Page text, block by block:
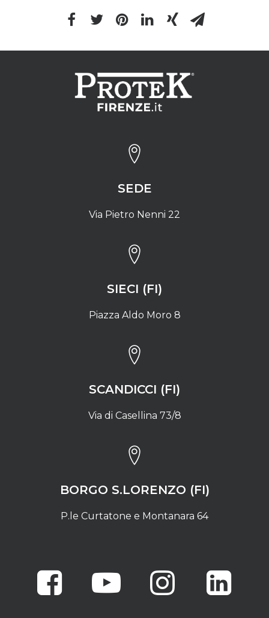
SEDE
Via Pietro Nenni 22
SIECI (FI)
Piazza Aldo Moro 8
SCANDICCI (FI)
Via di Casellina 73/8
BORGO S.LORENZO (FI)
P.le Curtatone e Montanara 64